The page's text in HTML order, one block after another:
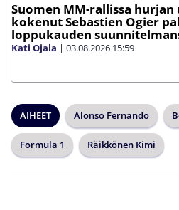
Suomen MM-rallissa hurjan
kokenut Sebastien Ogier
loppukauden
Kati Ojala | 03.08.2026 15:59
AIHEET Alonso Fernando
Formula 1 Räikkönen Kimi